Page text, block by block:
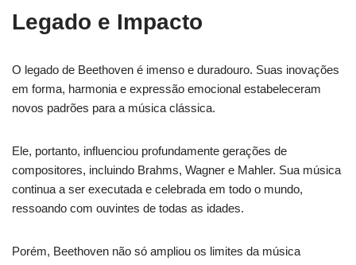
Legado e Impacto
O legado de Beethoven é imenso e duradouro. Suas inovações
em forma, harmonia e expressão emocional estabeleceram
novos padrões para a música clássica.
Ele, portanto, influenciou profundamente gerações de
compositores, incluindo Brahms, Wagner e Mahler. Sua música
continua a ser executada e celebrada em todo o mundo,
ressoando com ouvintes de todas as idades.
Porém, Beethoven não só ampliou os limites da música